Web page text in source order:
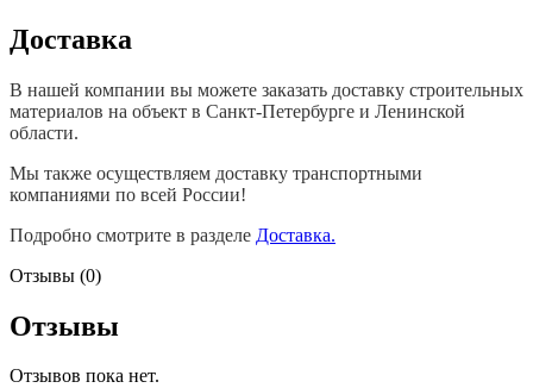
Доставка
В нашей компании вы можете заказать доставку строительных
материалов на объект в Санкт-Петербурге и Ленинской
области.
Мы также осуществляем доставку транспортными
компаниями по всей России!
Подробно смотрите в разделе Доставка.
Отзывы (0)
Отзывы
Отзывов пока нет.